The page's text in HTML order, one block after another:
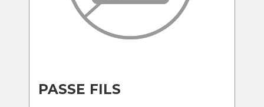
PASSE FILS